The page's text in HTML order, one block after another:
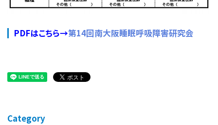
PDFはこちら→第14回南大阪睡眠呼吸障害研究会
Category